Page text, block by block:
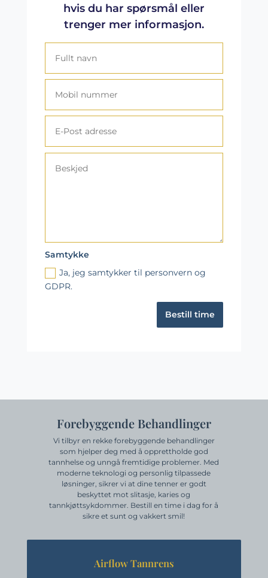
hvis du har spørsmål eller
trenger mer informasjon.
Samtykke
Ja, jeg samtykker til personvern og
GDPR.
Bestill time
Forebyggende Behandlinger
Vi tilbyr en rekke forebyggende behandlinger
som hjelper deg med å opprettholde god
tannhelse og unngå fremtidige problemer. Med
moderne teknologi og personlig tilpassede
løsninger, sikrer vi at dine tenner er godt
beskyttet mot slitasje, karies og
tannkjøttsykdommer. Bestill en time i dag for å
sikre et sunt og vakkert smil!
Airflow Tannrens